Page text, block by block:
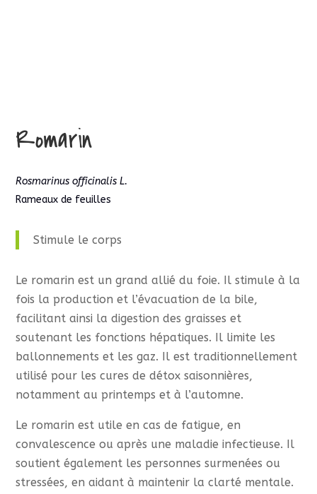
Romarin
Rosmarinus officinalis L.
Rameaux de feuilles
Stimule le corps
Le romarin est un grand allié du foie. Il stimule à la
fois la production et l’évacuation de la bile,
facilitant ainsi la digestion des graisses et
soutenant les fonctions hépatiques. Il limite les
ballonnements et les gaz. Il est traditionnellement
utilisé pour les cures de détox saisonnières,
notamment au printemps et à l’automne.
Le romarin est utile en cas de fatigue, en
convalescence ou après une maladie infectieuse. Il
soutient également les personnes surmenées ou
stressées, en aidant à maintenir la clarté mentale.